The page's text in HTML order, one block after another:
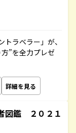
ラベラー」が、
”を全力プレゼ
詳細を見る
図鑑 ２０２１